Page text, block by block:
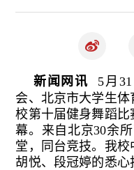
新闻网讯 5月
会、北京市大学生
校第十届健身舞蹈
幕。来自北京30余
堂，同台竞技。我
胡悦、段冠婷的悉